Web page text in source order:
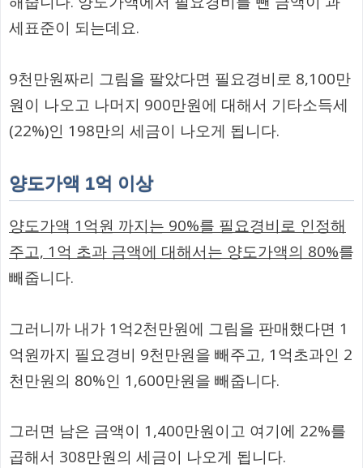
세표준이 되는데요.
9천만원짜리 그림을 팔았다면 필요경비로 8,100만
원이 나오고 나머지 900만원에 대해서 기타소득세
(22%)인 198만의 세금이 나오게 됩니다.
양도가액 1억 이상
양도가액 1억원 까지는 90%를 필요경비로 인정해
주고, 1억 초과 금액에 대해서는 양도가액의 80%를
빼줍니다.
그러니까 내가 1억2천만원에 그림을 판매했다면 1
억원까지 필요경비 9천만원을 빼주고, 1억초과인 2
천만원의 80%인 1,600만원을 빼줍니다.
그러면 남은 금액이 1,400만원이고 여기에 22%를
곱해서 308만원의 세금이 나오게 됩니다.